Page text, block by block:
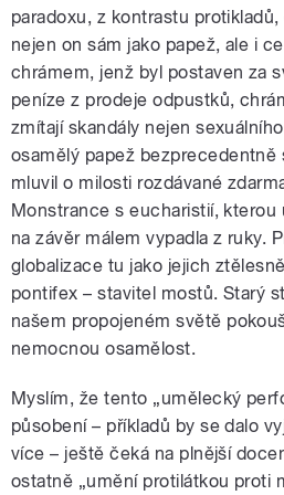
paradoxu, z kontrastu
nejen on sám jako papež, ale i
chrámem, jenž byl postaven za
peníze z prodeje odpustků,
zmítají skandály nejen
osamělý papež bezprecedentně
mluvil o milosti rozdávané
Monstrance s eucharistií, kterou
na závěr málem vypadla z ruky.
globalizace tu jako jejich
pontifex – stavitel mostů. Starý
našem propojeném světě
nemocnou osamělost.
Myslím, že tento „umělecký
působení – příkladů by se dalo
více – ještě čeká na plnější
ostatně „umění protilátkou proti